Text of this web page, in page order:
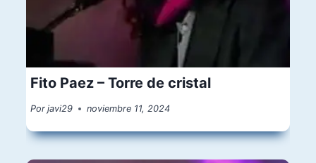
Fito Paez – Torre de cristal
Por javi29 noviembre 11, 2024